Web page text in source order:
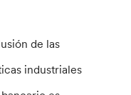
de las
industriales